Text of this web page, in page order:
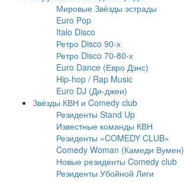
Мировые Звёзды эстрады
Euro Pop
Italo Disco
Ретро Disco 90-х
Ретро Disco 70-80-х
Euro Dance (Евро Дэнс)
Hip-hop / Rap Music
Euro DJ (Ди-джеи)
Звёзды КВН и Comedy club
Резиденты Stand Up
Известные команды КВН
Резиденты «COMEDY CLUB»
Comedy Woman (Камеди Вумен)
Новые резиденты Comedy club
Резиденты Убойной Лиги